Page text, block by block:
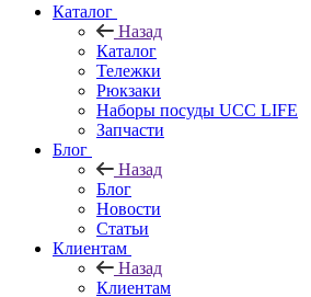
Каталог
Назад
Каталог
Тележки
Рюкзаки
Наборы посуды UCC LIFE
Запчасти
Блог
Назад
Блог
Новости
Статьи
Клиентам
Назад
Клиентам